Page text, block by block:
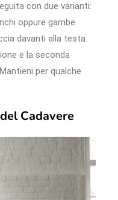
con due varianti:
oppure gambe
davanti alla testa.
e la seconda
per qualche
Cadavere